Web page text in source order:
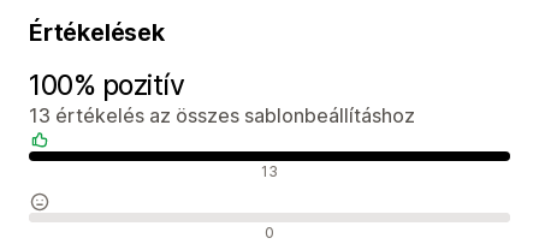
Értékelések
100% pozitív
13 értékelés az összes sablonbeállításhoz
Pozitív értékelések 13
Semleges értékelések 0